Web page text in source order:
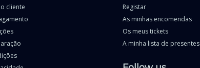
cliente
Registar
As minhas encomendas
Os meus tickets
A minha lista de presentes